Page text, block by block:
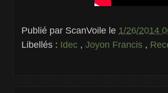
Publié par ScanVoile le 1/26/2014
Libellés : Idec , Joyon Francis ,